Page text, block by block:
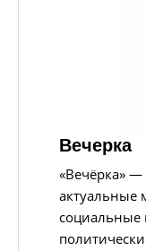
Вечерка
«Вечёрка» —
актуальные
социальные